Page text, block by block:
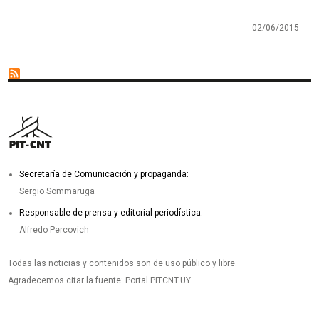
02/06/2015
Secretaría de Comunicación y propaganda:
Sergio Sommaruga
Responsable de prensa y editorial periodística:
Alfredo Percovich
Todas las noticias y contenidos son de uso público y libre.
Agradecemos citar la fuente: Portal PITCNT.UY